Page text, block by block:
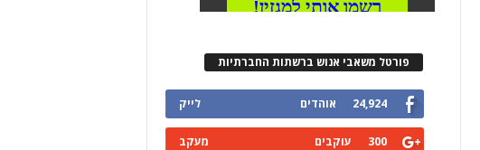
פורטל משאבי אנוש ברשתות החברתיות
24,924 אוהדים לייק
300 עוקבים מעקב